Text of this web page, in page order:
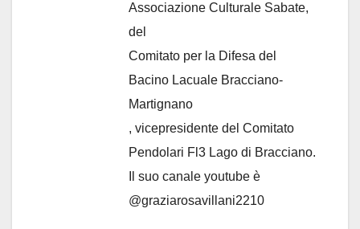
Associazione Culturale Sabate,
del
Comitato per la Difesa del
Bacino Lacuale Bracciano-
Martignano
, vicepresidente del Comitato
Pendolari Fl3 Lago di Bracciano.
Il suo canale youtube è
@graziarosavillani2210